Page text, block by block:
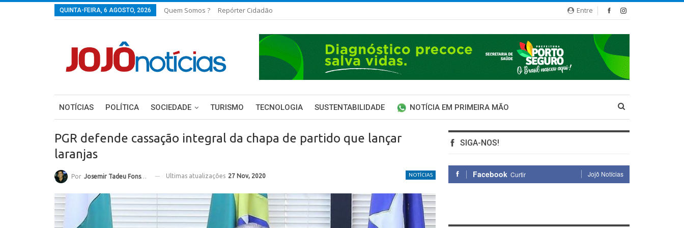
Entre
QUINTA-FEIRA, 6 AGOSTO, 2026 Quem Somos ? Repórter Cidadão
NOTÍCIAS POLÍTICA SOCIEDADE TURISMO TECNOLOGIA SUSTENTABILIDADE NOTÍCIA EM PRIMEIRA MÃO
PGR defende cassação integral da chapa de partido que lançar
laranjas
NOTÍCIAS
Por Josemir Tadeu Fonseca Ultimas atualizações 27 Nov, 2020
SIGA-NOS!
Facebook Curtir Jojô Notícias